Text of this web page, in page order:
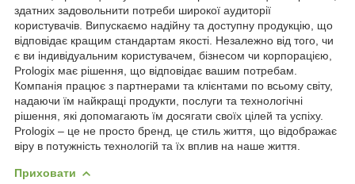
здатних задовольнити потреби широкої аудиторії
користувачів. Випускаємо надійну та доступну продукцію, що
відповідає кращим стандартам якості. Незалежно від того, чи
є ви індивідуальним користувачем, бізнесом чи корпорацією,
Prologix має рішення, що відповідає вашим потребам.
Компанія працює з партнерами та клієнтами по всьому світу,
надаючи їм найкращі продукти, послуги та технологічні
рішення, які допомагають їм досягати своїх цілей та успіху.
Prologix – це не просто бренд, це стиль життя, що відображає
віру в потужність технологій та їх вплив на наше життя.
Приховати